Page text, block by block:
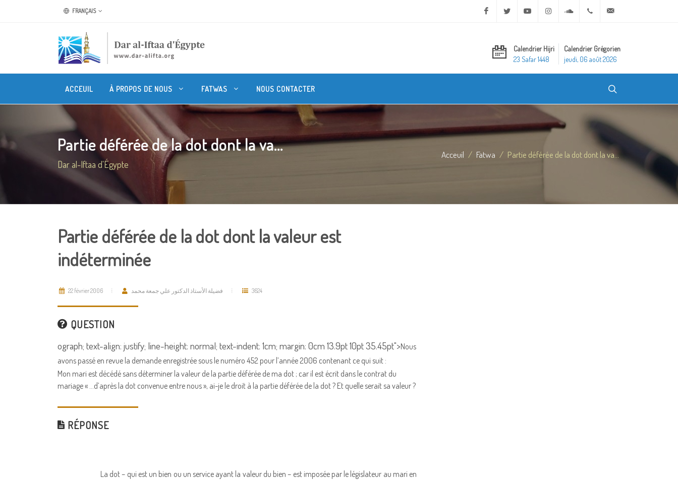
FRANÇAIS Facebook Twitter Youtube Instagram Soundcloud+20 2 25970400
Calendrier Hijri
23 Safar 1448
Calendrier Grégorien
jeudi, 06 août 2026
ACCEUIL À PROPOS DE NOUS FATWAS NOUS CONTACTER
Partie déférée de la dot dont la va...
Dar al-Iftaa d'Égypte
Acceuil Fatwa Partie déférée de la dot dont la va...
Partie déférée de la dot dont la valeur est
indéterminée
22 février 2006 فضيلة الأستاذ الدكتور علي جمعة محمد 3624
QUESTION
ograph; text-align: justify; line-height: normal; text-indent: 1cm; margin: 0cm 13.9pt 10pt 35.45pt">Nous
avons passé en revue la demande enregistrée sous le numéro 452 pour l’année 2006 contenant ce qui suit :
Mon mari est décédé sans déterminer la valeur de la partie déférée de ma dot ; car il est écrit dans le contrat du
mariage « …d’après la dot convenue entre nous », ai-je le droit à la partie déférée de la dot ? Et quelle serait sa valeur ?
RÉPONSE
La dot – qui est un bien ou un service ayant la valeur du bien – est imposée par le législateur au mari en